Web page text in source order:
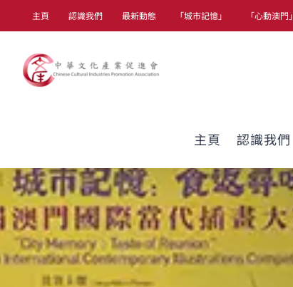
to
content
主頁 認識我們 最新動態 「城市記憶」 「心動澳門」
主頁 認識我們